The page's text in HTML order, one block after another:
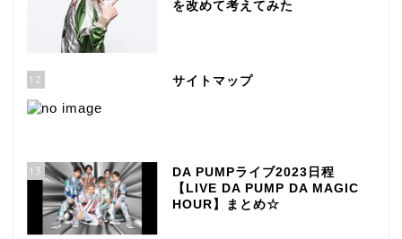
を改めて考えてみた
12 サイトマップ
13
DA PUMPライブ2023日程
【LIVE DA PUMP DA MAGIC
HOUR】まとめ☆